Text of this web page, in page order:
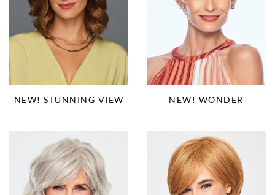
NEW! STUNNING VIEW NEW! WONDER